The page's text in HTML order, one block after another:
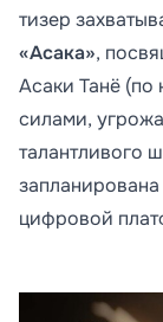
тизер
«Асака»,
Асаки Танё
силами,
талантливого
цифровой